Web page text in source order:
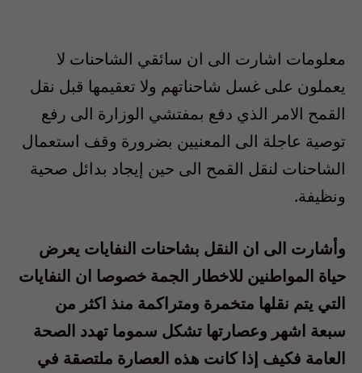
معلومات اشارت الى ان سائقي الشاحنات لا
يعملون على غسل شاحناتهم ولا تعقيمها قبل نقل
القمح الامر الذي دفع بمفتشي الوزارة الى رفع
توصية عاجلة الى المعنيين بضرورة وقف استعمال
الشاحنات لنقل القمح الى حين إيجاد بدائل صحية
ونظيفة.
وأشارت الى ان النقل بشاحنات النفايات يعرض
حياة المواطنين للاخطار الجمة خصوصا ان النفايات
التي يتم نقلها متخمرة ومتراكمة منذ اكثر من
سبعة اشهر وعصارتها تشكل سموما تهدد الصحة
العامة فكيف إذا كانت هذه العصارة ملتصقة في